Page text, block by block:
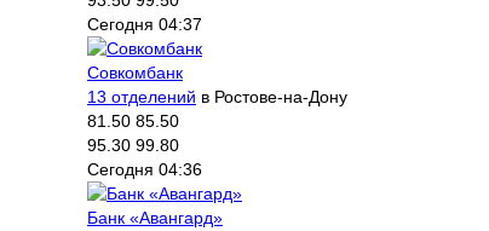
Сегодня 04:37
Совкомбанк
13 отделений в Ростове-на-Дону
81.50 85.50
95.30 99.80
Сегодня 04:36
Банк «Авангард»